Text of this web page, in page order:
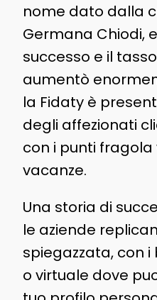
nome dato dalla
Germana Chiodi,
successo e il
aumentò
la Fidaty è
degli affezionati
con i punti fragola
vacanze.
Una storia di
le aziende
spiegazzata, con i
o virtuale dove